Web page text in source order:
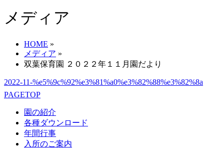
メディア
HOME »
メディア »
双葉保育園 ２０２２年１１月園だより
2022-11-%e5%9c%92%e3%81%a0%e3%82%88%e3%82%8a
PAGETOP
園の紹介
各種ダウンロード
年間行事
入所のご案内